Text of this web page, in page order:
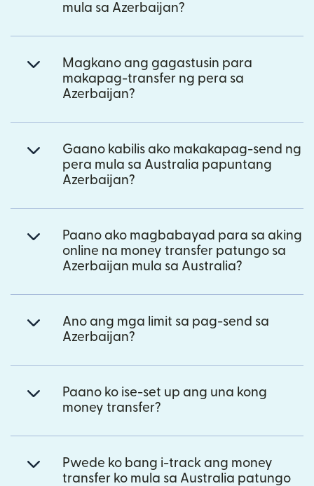
mula sa Azerbaijan?
Magkano ang gagastusin para
makapag-transfer ng pera sa
Azerbaijan?
Gaano kabilis ako makakapag-send ng
pera mula sa Australia papuntang
Azerbaijan?
Paano ako magbabayad para sa aking
online na money transfer patungo sa
Azerbaijan mula sa Australia?
Ano ang mga limit sa pag-send sa
Azerbaijan?
Paano ko ise-set up ang una kong
money transfer?
Pwede ko bang i-track ang money
transfer ko mula sa Australia patungo